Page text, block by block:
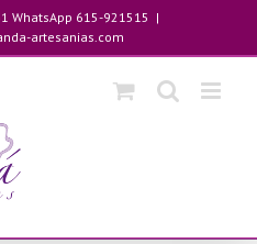
WhatsApp 615-921515 |
artesanias.com